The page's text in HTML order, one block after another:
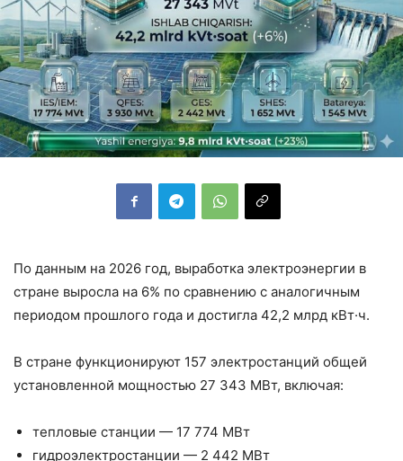
По данным на 2026 год, выработка электроэнергии в
стране выросла на 6% по сравнению с аналогичным
периодом прошлого года и достигла 42,2 млрд кВт·ч.
В стране функционируют 157 электростанций общей
установленной мощностью 27 343 МВт, включая:
тепловые станции — 17 774 МВт
гидроэлектростанции — 2 442 МВт